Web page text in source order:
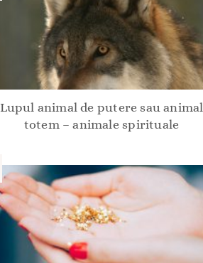
Lupul animal de putere sau animal
totem – animale spirituale